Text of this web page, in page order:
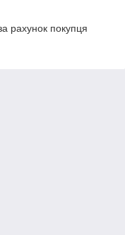
рахунок покупця